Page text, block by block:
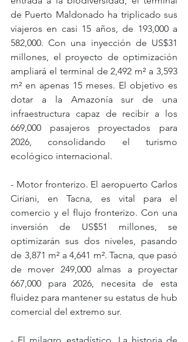
de Puerto Maldonado ha triplicado sus
viajeros en casi 15 años, de 193,000 a
582,000. Con una inyección de US$31
millones, el proyecto de optimización
ampliará el terminal de 2,492 m² a 3,593
m² en apenas 15 meses. El objetivo es
dotar a la Amazonía sur de una
infraestructura capaz de recibir a los
669,000 pasajeros proyectados para
2026, consolidando el turismo
ecológico internacional.
- Motor fronterizo. El aeropuerto Carlos
Ciriani, en Tacna, es vital para el
comercio y el flujo fronterizo. Con una
inversión de US$51 millones, se
optimizarán sus dos niveles, pasando
de 3,871 m² a 4,641 m². Tacna, que pasó
de mover 249,000 almas a proyectar
667,000 para 2026, necesita de esta
fluidez para mantener su estatus de hub
comercial del extremo sur.